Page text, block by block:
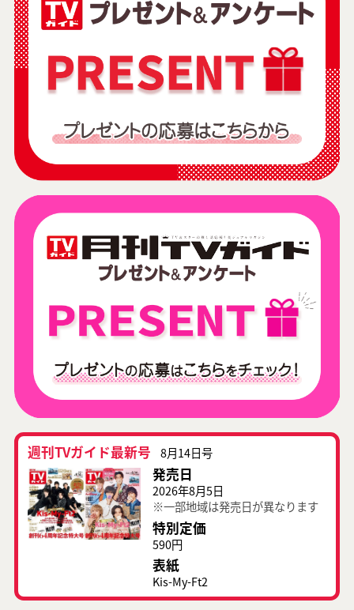
週刊TVガイド最新号 8月14日号
発売日
2026年8月5日
※一部地域は発売日が異なります
特別定価
590円
表紙
Kis-My-Ft2